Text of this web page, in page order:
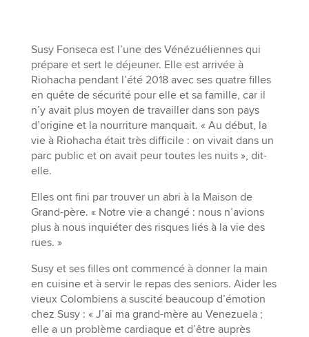
Susy Fonseca est l’une des Vénézuéliennes qui
prépare et sert le déjeuner. Elle est arrivée à
Riohacha pendant l’été 2018 avec ses quatre filles
en quête de sécurité pour elle et sa famille, car il
n’y avait plus moyen de travailler dans son pays
d’origine et la nourriture manquait. « Au début, la
vie à Riohacha était très difficile : on vivait dans un
parc public et on avait peur toutes les nuits », dit-
elle.
Elles ont fini par trouver un abri à la Maison de
Grand-père. « Notre vie a changé : nous n’avions
plus à nous inquiéter des risques liés à la vie des
rues. »
Susy et ses filles ont commencé à donner la main
en cuisine et à servir le repas des seniors. Aider les
vieux Colombiens a suscité beaucoup d’émotion
chez Susy : « J’ai ma grand-mère au Venezuela ;
elle a un problème cardiaque et d’être auprès